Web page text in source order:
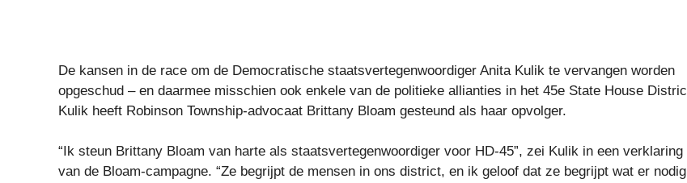
De kansen in de race om de Democratische staatsvertegenwoordiger Anita Kulik te vervangen worden
opgeschud – en daarmee misschien ook enkele van de politieke allianties in het 45e State House
Kulik heeft Robinson Township-advocaat Brittany Bloam gesteund als haar opvolger.
“Ik steun Brittany Bloam van harte als staatsvertegenwoordiger voor HD-45”, zei Kulik in een verklaring
van de Bloam-campagne. “Ze begrijpt de mensen in ons district, en ik geloof dat ze begrijpt wat er